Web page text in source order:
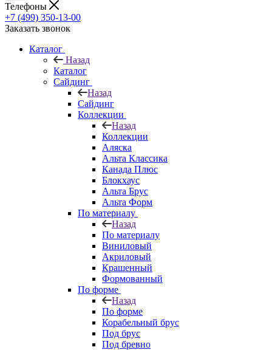
Телефоны
+7 (499) 350-13-00
Заказать звонок
Каталог
Назад
Каталог
Сайдинг
Назад
Сайдинг
Коллекции
Назад
Коллекции
Аляска
Альта Классика
Канада Плюс
Блокхаус
Альта Брус
Альта Форм
По материалу
Назад
По материалу
Виниловый
Акриловый
Крашенный
Формованный
По форме
Назад
По форме
Корабельный брус
Под брус
Под бревно